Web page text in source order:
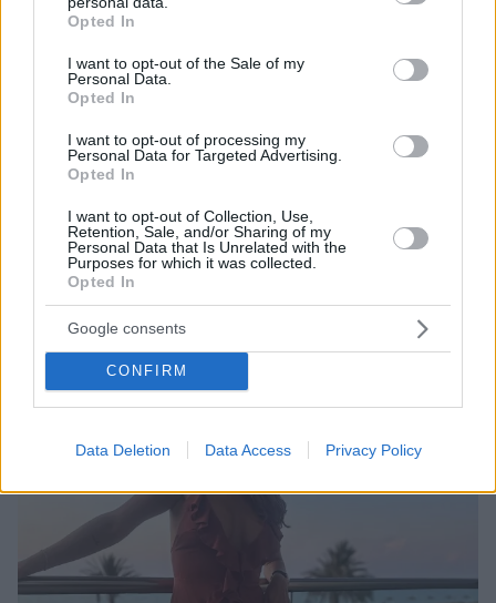
grant or deny consent to Google and its third-party tags to
use your data for below specified purposes in below Google
consent section.
Opted In
I want to opt-out of the Sale of my
Personal Data.
Opted In
I want to opt-out of processing my
Personal Data for Targeted Advertising.
Opted In
I want to opt-out of Collection, Use,
Retention, Sale, and/or Sharing of my
Personal Data that Is Unrelated with the
Purposes for which it was collected.
Opted In
Google consents
CONFIRM
Data Deletion Data Access Privacy Policy